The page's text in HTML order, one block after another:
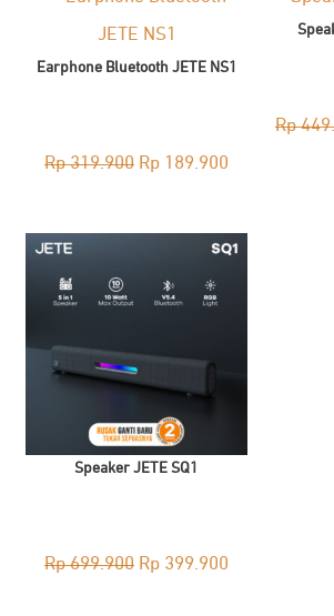
Rp 399.900.
Earphone Bluetooth JETE NS1
Rp319.900 Original
was:
Rp 319.900.
Rp 189.900
is:
Rp
Speaker JETE SQ1
Rp699.900 Original
Rp 399.900